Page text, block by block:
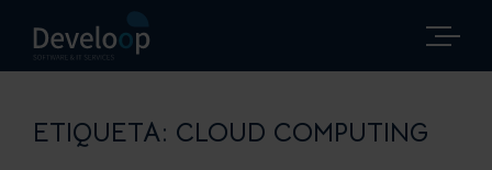
ETIQUETA: CLOUD COMPUTING